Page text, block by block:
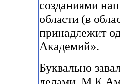
созданиями
области (в
принадлежит
Академий».
Буквально